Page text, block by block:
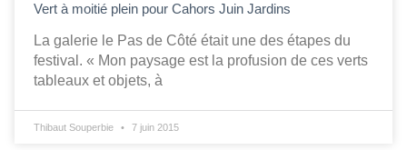
Vert à moitié plein pour Cahors Juin Jardins
La galerie le Pas de Côté était une des étapes du
festival. « Mon paysage est la profusion de ces verts
tableaux et objets, à
Thibaut Souperbie 7 juin 2015